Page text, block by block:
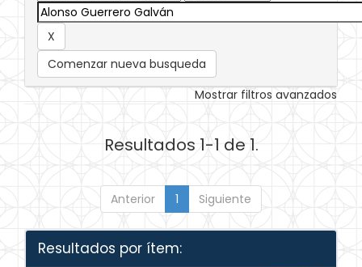
Comenzar nueva busqueda
Mostrar filtros avanzados
Resultados 1-1 de 1.
Anterior 1 Siguiente
Resultados por ítem: